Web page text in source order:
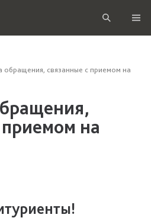
обращения, связанные с приемом на
на